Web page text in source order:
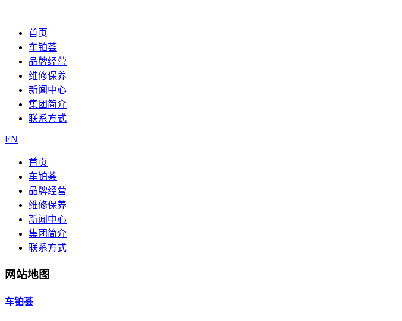
首页
车铂荟
品牌经营
维修保养
新闻中心
集团简介
联系方式
EN
首页
车铂荟
品牌经营
维修保养
新闻中心
集团简介
联系方式
网站地图
车铂荟